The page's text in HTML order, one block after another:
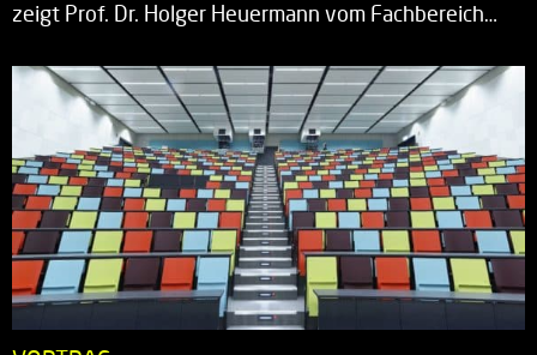
zeigt Prof. Dr. Holger Heuermann vom Fachbereich…